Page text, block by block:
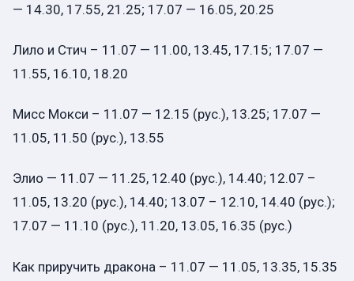
— 14.30, 17.55, 21.25; 17.07 — 16.05, 20.25
Лило и Стич – 11.07 — 11.00, 13.45, 17.15; 17.07 —
11.55, 16.10, 18.20
Мисс Мокси – 11.07 — 12.15 (рус.), 13.25; 17.07 —
11.05, 11.50 (рус.), 13.55
Элио — 11.07 — 11.25, 12.40 (рус.), 14.40; 12.07 –
11.05, 13.20 (рус.), 14.40; 13.07 – 12.10, 14.40 (рус.);
17.07 — 11.10 (рус.), 11.20, 13.05, 16.35 (рус.)
Как приручить дракона – 11.07 — 11.05, 13.35, 15.35